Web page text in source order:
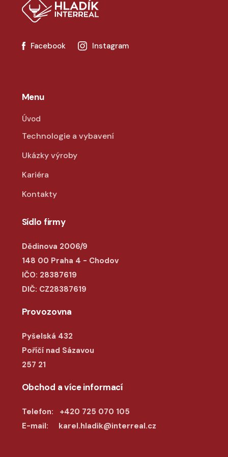
Facebook Instagram
Menu
Úvod
Technologie a vybavení
Ukázky výroby
Kariéra
Kontakty
Sídlo firmy
Dědinova 2006/9
148 00 Praha 4 - Chodov
IČO: 28387619
DIČ: CZ28387619
Provozovna
Pyšelská 432
Poříčí nad Sázavou
257 21
Obchod a více informací
Telefon: +420 725 070 105
E-mail: karel.hladik@interreal.cz